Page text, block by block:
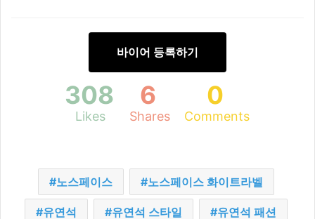
바이어 등록하기
308
Likes
6
Shares
0
Comments
노스페이스 노스페이스 화이트라벨
유연석 유연석 스타일 유연석 패션